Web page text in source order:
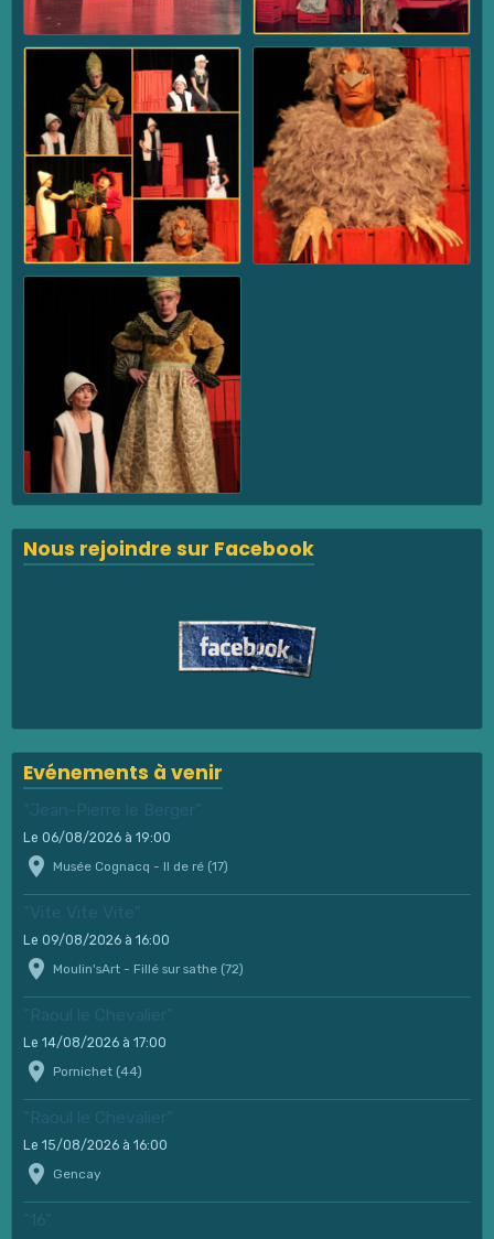
Nous rejoindre sur Facebook
Evénements à venir
"Jean-Pierre le Berger"
Le 06/08/2026 à 19:00
Musée Cognacq - Il de ré (17)
"Vite Vite Vite"
Le 09/08/2026 à 16:00
Moulin'sArt - Fillé sur sathe (72)
"Raoul le Chevalier"
Le 14/08/2026 à 17:00
Pornichet (44)
"Raoul le Chevalier"
Le 15/08/2026 à 16:00
Gencay
"16"